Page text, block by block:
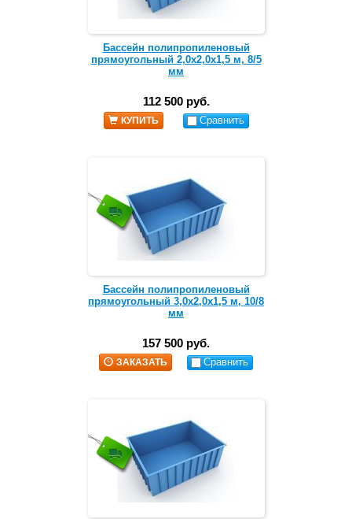
Бассейн полипропиленовый
прямоугольный 2,0х2,0х1,5 м, 8/5
мм
112 500 руб.
КУПИТЬ Сравнить
Бассейн полипропиленовый
прямоугольный 3,0х2,0х1,5 м, 10/8
мм
157 500 руб.
ЗАКАЗАТЬ Сравнить